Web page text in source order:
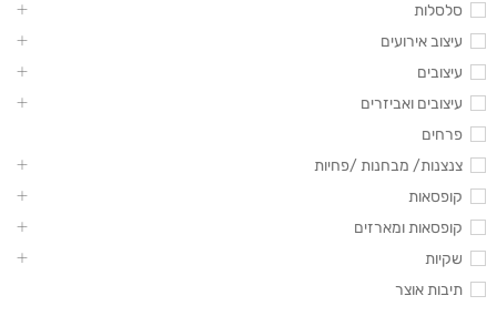
סלסלות
עיצוב אירועים
עיצובים
עיצובים ואביזרים
פרחים
צנצנות/ מבחנות /פחיות
קופסאות
קופסאות ומארזים
שקיות
תיבות אוצר